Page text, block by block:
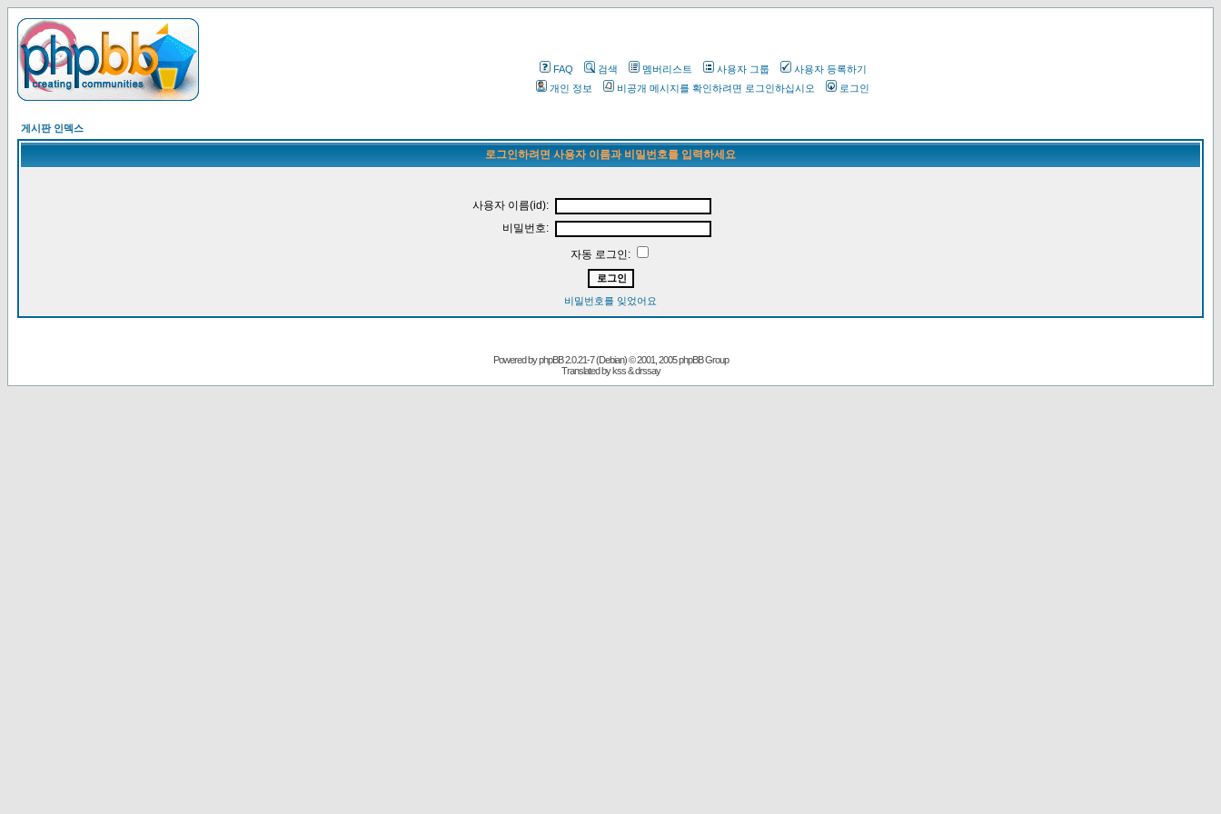
FAQ 검색 멤버리스트 사용자 그룹
사용자 등록하기
개인 정보
비공개 메시지를 확인하려면 로그인하십시오 로그인
게시판 인덱스
로그인하려면 사용자 이름과 비밀번호를 입력하세요
사용자 이름(id):
비밀번호:
자동 로그인:
비밀번호를 잊었어요
Powered byphpBB2.0.21-7 (Debian) © 2001, 2005 phpBB Group
Translated by kss & drssay